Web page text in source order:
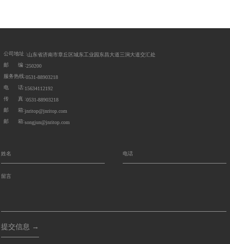
公司地址 :山东省济南市章丘区城东工业园东昌大道三涧大道交汇处
邮 编 :250200
服务热线:0531-88903218
电 话:15634112192
传 真 :0531-88903218
邮 箱:jnritop@jnritop.com
邮 箱:songjun@jnritop.com
提交信息 →